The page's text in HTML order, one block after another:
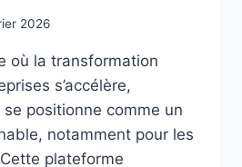
2026
où la transformation
s’accélère,
positionne comme un
notamment pour les
plateforme